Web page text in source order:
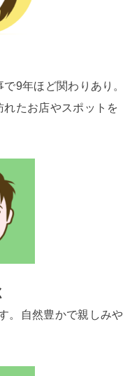
9年ほど関わりあり。
れたお店やスポットを
。自然豊かで親しみや